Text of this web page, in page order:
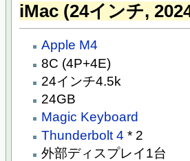
iMac (24インチ,
Apple M4
8C (4P+4E)
24インチ4.5k
24GB
Magic Keyboard
Thunderbolt 4 * 2
外部ディスプレイ1台